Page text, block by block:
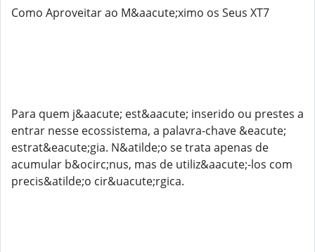
Como Aproveitar ao M&aacute;ximo os Seus XT7
Para quem j&aacute; est&aacute; inserido ou prestes a
entrar nesse ecossistema, a palavra-chave &eacute;
estrat&eacute;gia. N&atilde;o se trata apenas de
acumular b&ocirc;nus, mas de utiliz&aacute;-los com
precis&atilde;o cir&uacute;rgica.